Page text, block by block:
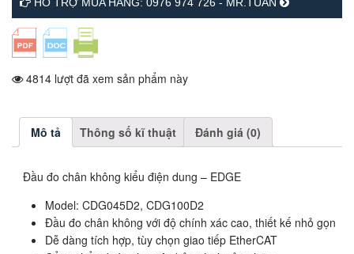
4814 lượt đã xem sản phẩm này
Mô tả Thông số kĩ thuật Đánh giá (0)
Đầu đo chân không kiểu điện dung – EDGE
Model: CDG045D2, CDG100D2
Đầu đo chân không với độ chính xác cao, thiết kế nhỏ gọn
Dễ dàng tích hợp, tùy chọn giao tiếp EtherCAT